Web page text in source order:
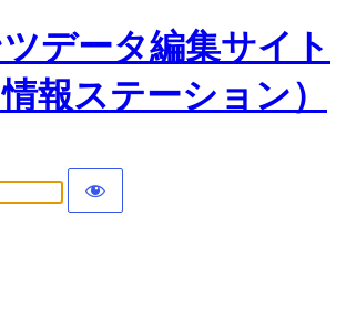
データ編集サイト
報ステーション）